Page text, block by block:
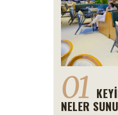
01
NELER